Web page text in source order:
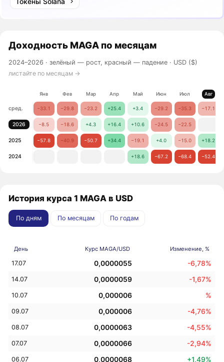
Доходность MAGA по месяцам
2024–2026 ·зелёный — рост, красный — падение · USD ($)
листайте по месяцам →
Янв Фев Мар Апр Май Июн Июл Авг
сред. −33.1 −29.8 −23.2 +25.4 +3.4 −29.2 −35.3 −17.1
2026 −8.5 −18.6 +4.3 +16.4 +10.6 −24.5 −22.5
2025 −57.8 −40.9 −50.7 +34.4 −19.1 +4.0 −15.0 +18.2
2024 +18.6 −67.2 −68.4 −52.4
История курса 1 MAGA в USD
По дням По месяцам По годам
День Курс MAGA/USD Изменение, %
17.07 0,0000055 -6,78%
14.07 0,0000059 -1,67%
10.07 0,000006 %
09.07 0,000006 -4,76%
08.07 0,0000063 -4,55%
07.07 0,0000066 -2,94%
06.07 0,0000068 +1,49%